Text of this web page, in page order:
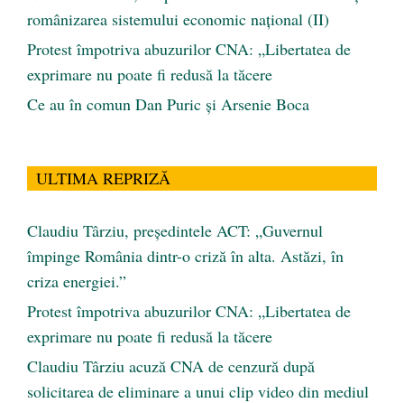
românizarea sistemului economic naţional (II)
Protest împotriva abuzurilor CNA: „Libertatea de
exprimare nu poate fi redusă la tăcere
Ce au în comun Dan Puric şi Arsenie Boca
ULTIMA REPRIZĂ
Claudiu Târziu, președintele ACT: „Guvernul
împinge România dintr-o criză în alta. Astăzi, în
criza energiei.”
Protest împotriva abuzurilor CNA: „Libertatea de
exprimare nu poate fi redusă la tăcere
Claudiu Târziu acuză CNA de cenzură după
solicitarea de eliminare a unui clip video din mediul